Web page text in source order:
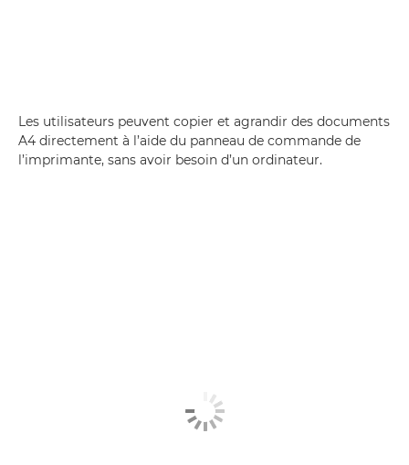
Les utilisateurs peuvent copier et agrandir des documents
A4 directement à l’aide du panneau de commande de
l’imprimante, sans avoir besoin d’un ordinateur.